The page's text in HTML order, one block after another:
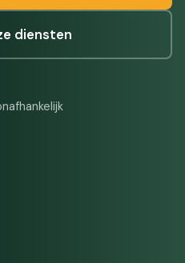
diensten